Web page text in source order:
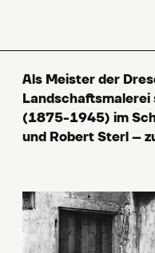
Als Meister der
(1875-1945) im
und Robert Sterl –